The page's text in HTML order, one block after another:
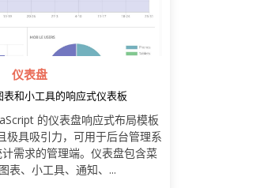
仪表盘
表和小工具的响应式仪表板
的仪表盘响应式布局模板
极具吸引力，可用于后台管理系
需求的管理端。仪表盘包含菜
表、小工具、通知、...